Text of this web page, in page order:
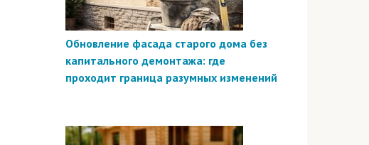
Обновление фасада старого дома без
капитального демонтажа: где
проходит граница разумных изменений